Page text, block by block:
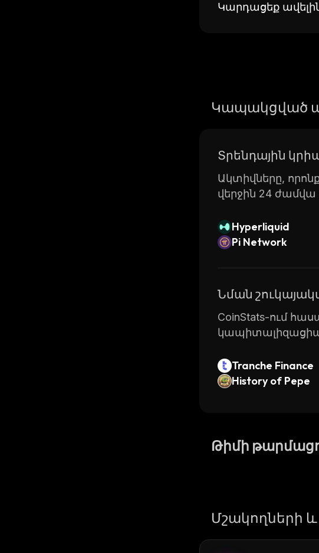
strategy, action,
behavior. All
Whether you’re
competitive
Կարդացեք
Կապակցված
Տրենդային
Ակտիվները,
վերջին 24 ժամվա
Hyperliquid
Pi Network
Նման
CoinStats-ում
Tranche Finance
History of Pepe
Թիմի
Մշակողների